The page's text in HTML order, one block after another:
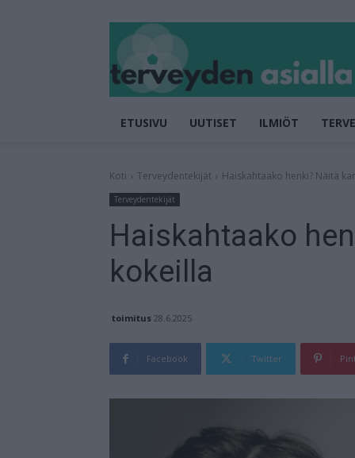
ETUSIVU UUTISET ILMIÖT
Koti Terveydentekijät Haiskahtaako henki? Näitä
Terveydentekijät
Haiskahtaako
kokeilla
toimitus 28.6.2025
Facebook Twitter